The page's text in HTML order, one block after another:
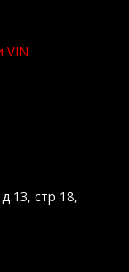
VIN
стр 18,